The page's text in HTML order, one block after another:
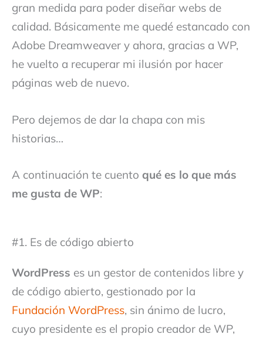
gran medida para poder diseñar webs de
calidad. Básicamente me quedé estancado con
Adobe Dreamweaver y ahora, gracias a WP,
he vuelto a recuperar mi ilusión por hacer
páginas web de nuevo.
Pero dejemos de dar la chapa con mis
historias…
A continuación te cuento qué es lo que más
me gusta de WP:
#1. Es de código abierto
WordPress es un gestor de contenidos libre y
de código abierto, gestionado por la
Fundación WordPress, sin ánimo de lucro,
cuyo presidente es el propio creador de WP,